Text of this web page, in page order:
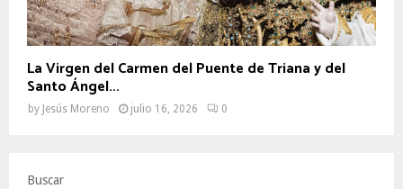
La Virgen del Carmen del Puente de Triana y del
Santo Ángel...
by Jesús Moreno julio 16, 2026 0
Buscar